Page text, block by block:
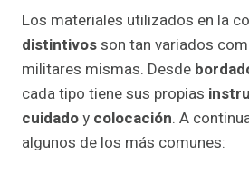
Los materiales utilizados en la
distintivosson tan variados
militares mismas. Desde
cada tipo tiene sus propias
cuidadoy colocación. A
algunos de los más comunes: